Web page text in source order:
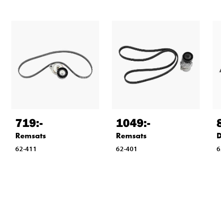
719:-
Remsats
62-411
1049:-
Remsats
62-401